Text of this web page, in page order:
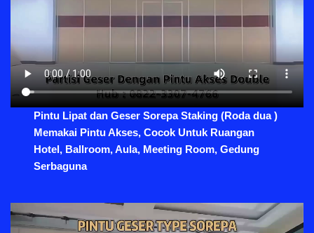
Pintu Lipat dan Geser Sorepa Staking (Roda dua )
Memakai Pintu Akses, Cocok Untuk Ruangan
Hotel, Ballroom, Aula, Meeting Room, Gedung
Serbaguna